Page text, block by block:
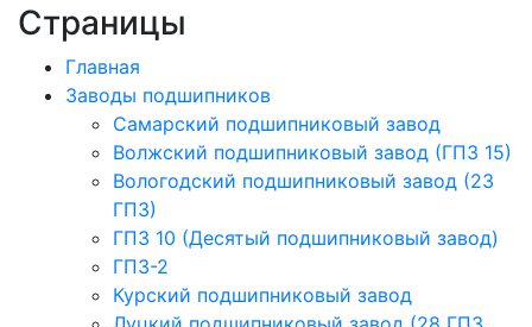
Страницы
Главная
Заводы подшипников
Cамарский подшипниковый завод
Волжский подшипниковый завод (ГПЗ 15)
Вологодский подшипниковый завод (23
ГПЗ)
ГПЗ 10 (Десятый подшипниковый завод)
ГПЗ-2
Курский подшипниковый завод